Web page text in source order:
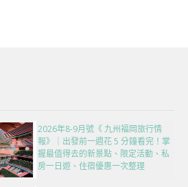
2026年8-9月號《 九州福岡旅行情
報》｜出發前一週花 5 分鐘看完！掌
握最值得去的新景點、限定活動、私
房一日遊、住宿優惠一次整理